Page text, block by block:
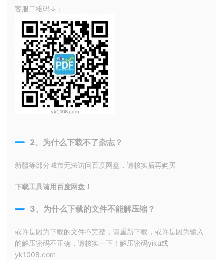
客服二维码↓：
2、为什么下载不了杂志？
新疆等部分城市无法访问百度网盘，请核实后再购买
下载工具请用百度网盘！
3、为什么下载的文件不能解压缩？
或许是因为下载的文件不完整，请重新下载，或许是因为输入
的解压密码不正确，请核实一下！解压密码yiku或
yk1008.com